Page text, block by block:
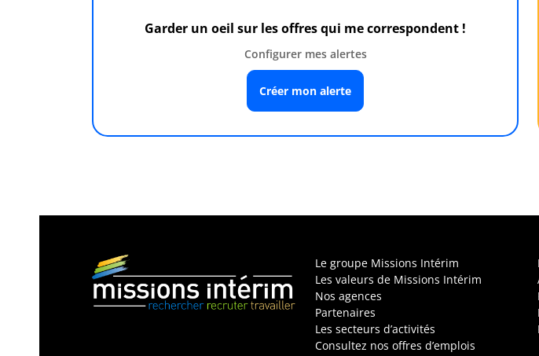
Garder un oeil sur les offres qui me correspondent !
Configurer mes alertes
Créer mon alerte
Le groupe Missions Intérim
Les valeurs de Missions Intérim
Nos agences
Partenaires
Les secteurs d’activités
Consultez nos offres d’emplois